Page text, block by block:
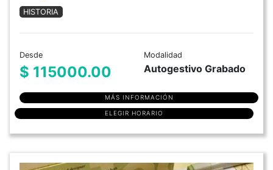
HISTORIA
Desde
$ 115000.00
Modalidad
Autogestivo Grabado
MÁS INFORMACIÓN
ELEGIR HORARIO